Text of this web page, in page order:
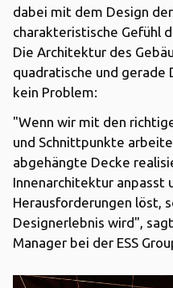
dabei mit dem Design
charakteristische Gefühl
Die Architektur des
quadratische und gerade
kein Problem:
"Wenn wir mit den
und Schnittpunkte
abgehängte Decke
Innenarchitektur anpasst
Herausforderungen löst,
Designerlebnis wird",
Manager bei der ESS